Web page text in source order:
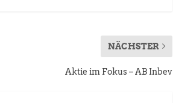
NÄCHSTER
Aktie im Fokus – AB Inbev